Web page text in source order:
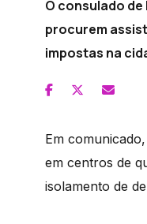
O consulado
procurem
impostas na
Em
em centros de
isolamento de